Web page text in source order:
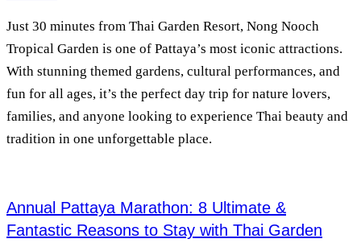
Just 30 minutes from Thai Garden Resort, Nong Nooch
Tropical Garden is one of Pattaya’s most iconic attractions.
With stunning themed gardens, cultural performances, and
fun for all ages, it’s the perfect day trip for nature lovers,
families, and anyone looking to experience Thai beauty and
tradition in one unforgettable place.
Annual Pattaya Marathon: 8 Ultimate &
Fantastic Reasons to Stay with Thai Garden